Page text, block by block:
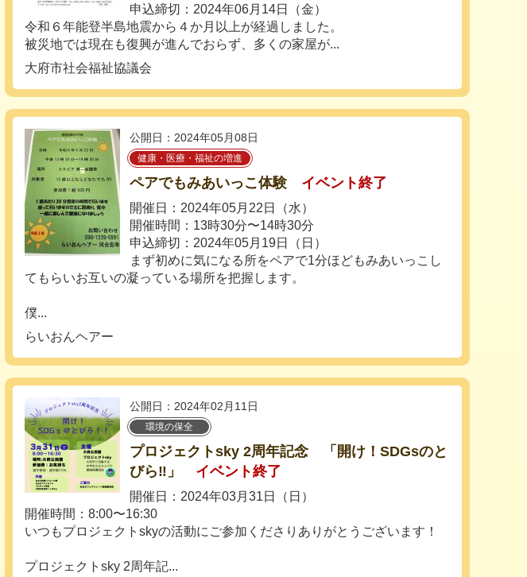
申込締切：2024年06月14日（金）
令和６年能登半島地震から４か月以上が経過しました。
被災地では現在も復興が進んでおらず、多くの家屋が...
大府市社会福祉協議会
公開日：2024年05月08日
健康・医療・福祉の増進
ペアでもみあいっこ体験 イベント終了
開催日：2024年05月22日（水）
開催時間：13時30分〜14時30分
申込締切：2024年05月19日（日）
まず初めに気になる所をペアで1分ほどもみあいっこし
てもらいお互いの凝っている場所を把握します。
僕...
らいおんヘアー
公開日：2024年02月11日
環境の保全
プロジェクトsky 2周年記念 「開け！SDGsのと
びら‼︎」
イベント終了
開催日：2024年03月31日（日）
開催時間：8:00〜16:30
いつもプロジェクトskyの活動にご参加くださりありがとうございます！
プロジェクトsky 2周年記...